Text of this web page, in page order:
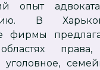
опыт
В
фирмы
уголовное,